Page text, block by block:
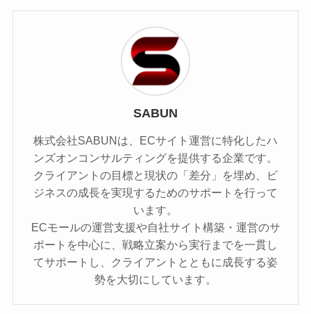
SABUN
株式会社SABUNは、ECサイト運営に特化したハ
ンズオンコンサルティングを提供する企業です。
クライアントの目標と現状の「差分」を埋め、ビ
ジネスの成長を実現するためのサポートを行って
います。
ECモールの運営支援や自社サイト構築・運営のサ
ポートを中心に、戦略立案から実行までを一貫し
てサポートし、クライアントとともに成長する姿
勢を大切にしています。